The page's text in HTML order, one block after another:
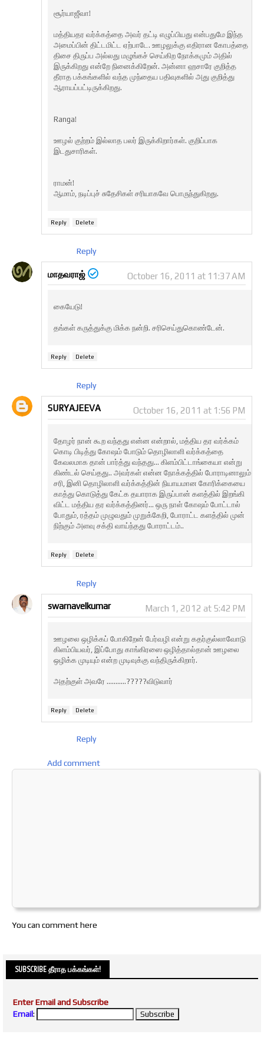
சூர்யாஜீவா!
மத்தியதர வர்க்கத்தை அவர் தட்டி எழுப்பியது என்பதுமே இந்த
அமைப்பின் திட்டமிட்ட ஏற்பாடே. ஊழலுக்கு எதிரான கோபத்தை
திசை திருப்ப அல்லது மழுங்கச் செய்கிற நோக்கமும் அதில்
இருக்கிறது என்றே நினைக்கிறேன். அன்னா ஹசாரே குறித்த
தீராத பக்கங்களில் வந்த முந்தைய பதிவுகளில் அது குறித்து
ஆராயப்பட்டிருக்கிறது.
Ranga!
ஊழல் குற்றம் இல்லாத பலர் இருக்கிறார்கள். குறிப்பாக
இடதுசாரிகள்.
ராமன்!
ஆமாம், நடிப்புச் சுதேசிகள் சரியாகவே பொருந்துகிறது.
Reply Delete
Reply
மாதவராஜ் October 16, 2011 at 11:37 AM
கையேடு!
தங்கள் கருத்துக்கு மிக்க நன்றி. சரிசெய்துகொண்டேன்.
Reply Delete
Reply
SURYAJEEVA October 16, 2011 at 1:56 PM
தோழர் நான் கூற வந்தது என்ன என்றால், மத்திய தர வர்க்கம்
கொடி பிடித்து கோஷம் போடும் தொழிலாளி வர்க்கத்தை
கேவலமாக தான் பார்த்து வந்தது... கிளம்பிட்டாங்கையா என்று
கிண்டல் செய்தது.. அவர்கள் என்ன நோக்கத்தில் போராடினாலும்
சரி, இனி தொழிலாளி வர்க்கத்தின் நியாயமான கோரிக்கையை
காத்து கொடுத்து கேட்க தயாராக இருப்பான் களத்தில் இறங்கி
விட்ட மத்திய தர வர்க்கத்தினர்... ஒரு நாள் கோஷம் போட்டால்
போதும், ரத்தம் முழுவதும் முறுக்கேறி, போராட்ட களத்தில் முன்
நிற்கும் அளவு சக்தி வாய்ந்தது போராட்டம்..
Reply Delete
Reply
swarnavelkumar March 1, 2012 at 5:42 PM
ஊழலை ஒழிக்கப் போகிறேன் பேர்வழி என்று கதர்குல்லாவோடு
கிளம்பியவர், இப்போது காங்கிரஸை ஒழித்தால்தான் ஊழலை
ஒழிக்க முடியும் என்ற முடிவுக்கு வந்திருக்கிறார்.
அதற்குள் அவரே ...........?????விடுவார்
Reply Delete
Reply
Add comment
You can comment here
SUBSCRIBE தீராத பக்கங்கள்!
Enter Email and Subscribe
Email: